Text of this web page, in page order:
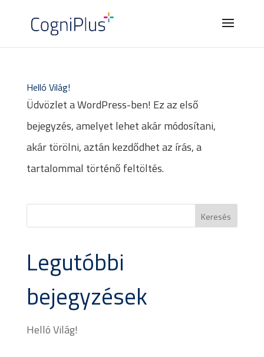
Helló Világ!
Üdvözlet a WordPress-ben! Ez az első
bejegyzés, amelyet lehet akár módosítani,
akár törölni, aztán kezdődhet az írás, a
tartalommal történő feltöltés.
Legutóbbi
bejegyzések
Helló Világ!